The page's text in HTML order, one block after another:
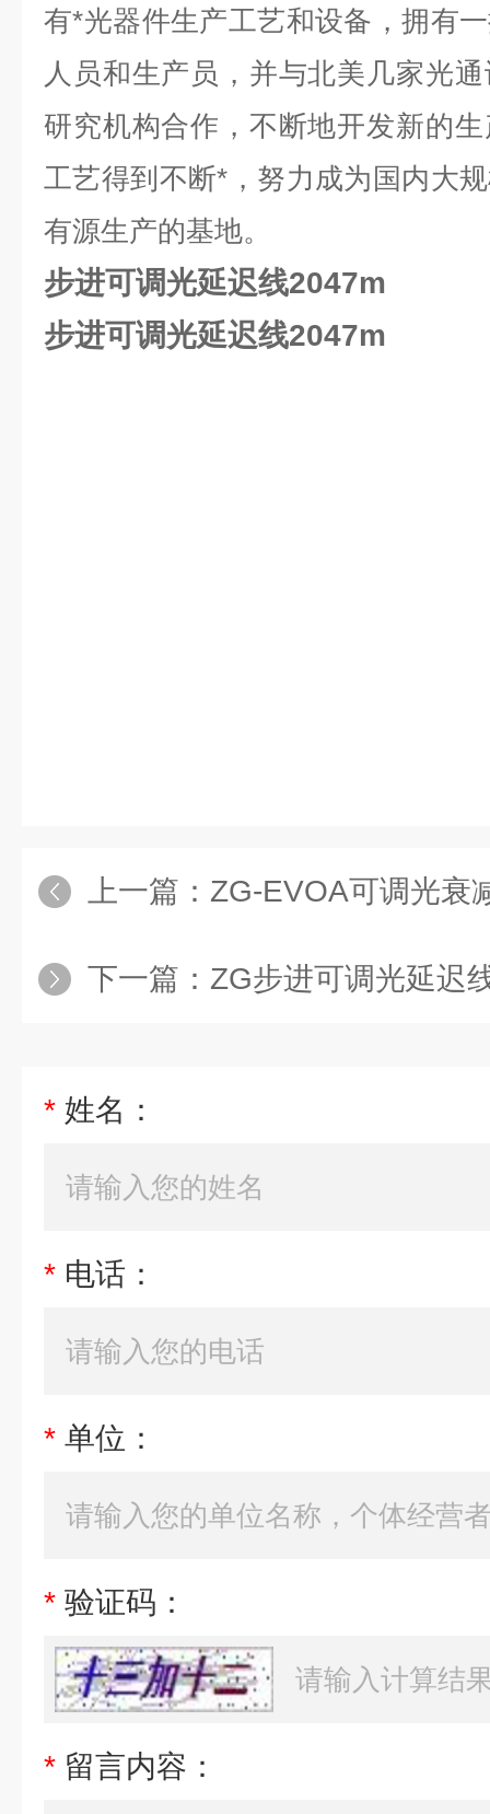
有*光器件生产工艺和设备，拥有
人员和生产员，并与北美几家光
研究机构合作，不断地开发新的
工艺得到不断*，努力成为国内大
有源生产的基地。
步进可调光延迟线2047m
步进可调光延迟线2047m
上一篇： ZG-EVOA可调光衰
下一篇： ZG步进可调光延迟
* 姓名：
* 电话：
* 单位：
* 验证码：
* 留言内容：